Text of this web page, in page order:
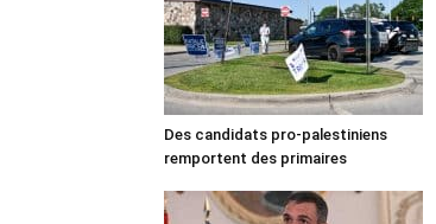
Des candidats pro-palestiniens
remportent des primaires